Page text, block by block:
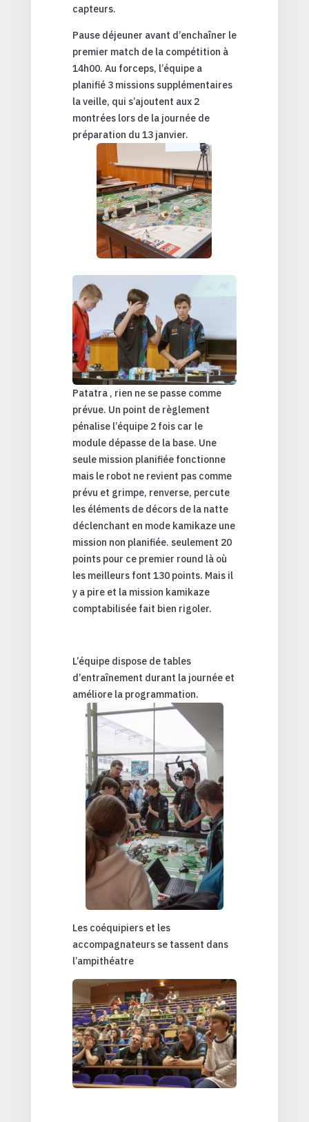
capteurs.
Pause déjeuner avant d’enchaîner le
premier match de la compétition à
14h00. Au forceps, l’équipe a
planifié 3 missions supplémentaires
la veille, qui s’ajoutent aux 2
montrées lors de la journée de
préparation du 13 janvier.
Patatra , rien ne se passe comme
prévue. Un point de règlement
pénalise l’équipe 2 fois car le
module dépasse de la base. Une
seule mission planifiée fonctionne
mais le robot ne revient pas comme
prévu et grimpe, renverse, percute
les éléments de décors de la natte
déclenchant en mode kamikaze une
mission non planifiée. seulement 20
points pour ce premier round là où
les meilleurs font 130 points. Mais il
y a pire et la mission kamikaze
comptabilisée fait bien rigoler.
L’équipe dispose de tables
d’entraînement durant la journée et
améliore la programmation.
Les coéquipiers et les
accompagnateurs se tassent dans
l’ampithéatre